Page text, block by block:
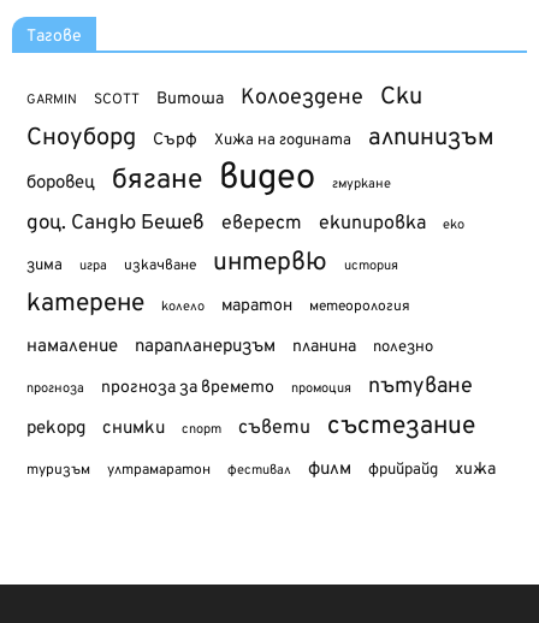
Тагове
GARMIN SCOTT Витоша Колоездене Ски
Сноуборд Сърф Хижа на годината алпинизъм
боровец бягане видео гмуркане
доц. Сандю Бешев еверест екипировка еко
зима игра изкачване интервю история
катерене колело маратон метеорология
намаление парапланеризъм планина полезно
прогноза прогноза за времето промоция пътуване
рекорд снимки спорт съвети състезание
туризъм ултрамаратон фестивал филм фрийрайд хижа